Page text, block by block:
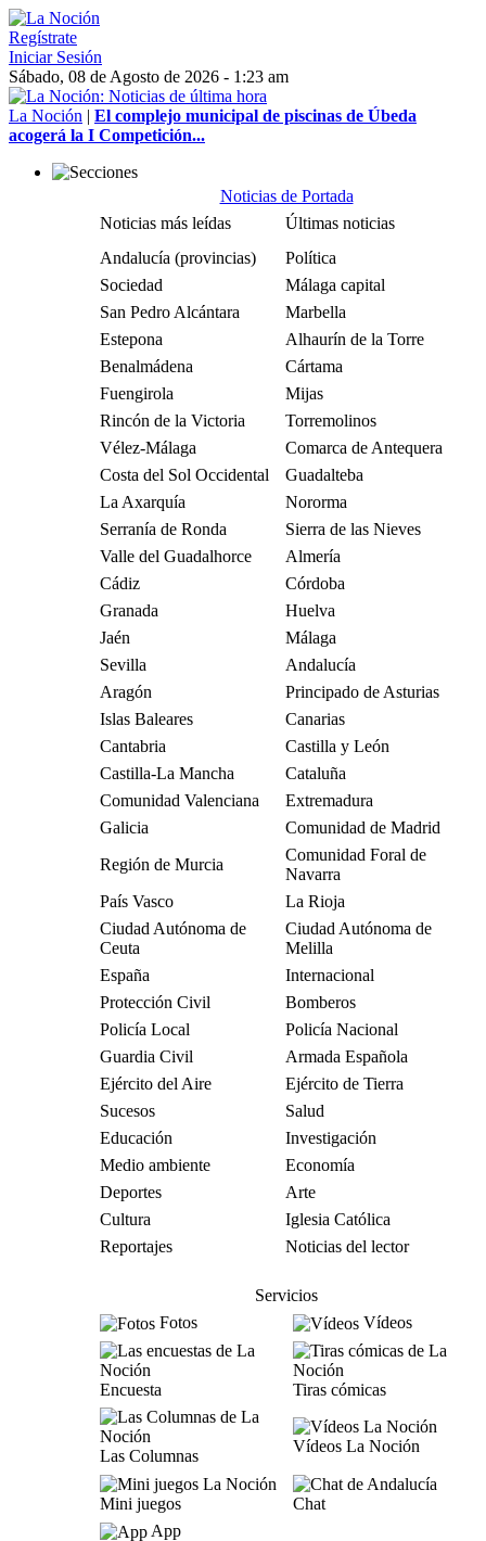
Regístrate
Iniciar Sesión
Sábado, 08 de Agosto de 2026 - 1:23 am
La Noción | El complejo municipal de piscinas de Úbeda
acogerá la I Competición...
Noticias de Portada
Noticias más leídas
Últimas noticias
Andalucía (provincias)
Política
Sociedad
Málaga capital
San Pedro Alcántara
Marbella
Estepona
Alhaurín de la Torre
Benalmádena
Cártama
Fuengirola
Mijas
Rincón de la Victoria
Torremolinos
Vélez-Málaga
Comarca de Antequera
Costa del Sol Occidental
Guadalteba
La Axarquía
Nororma
Serranía de Ronda
Sierra de las Nieves
Valle del Guadalhorce
Almería
Cádiz
Córdoba
Granada
Huelva
Jaén
Málaga
Sevilla
Andalucía
Aragón
Principado de Asturias
Islas Baleares
Canarias
Cantabria
Castilla y León
Castilla-La Mancha
Cataluña
Comunidad Valenciana
Extremadura
Galicia
Comunidad de Madrid
Región de Murcia
Comunidad Foral de
Navarra
País Vasco
La Rioja
Ciudad Autónoma de
Ceuta
Ciudad Autónoma de
Melilla
España
Internacional
Protección Civil
Bomberos
Policía Local
Policía Nacional
Guardia Civil
Armada Española
Ejército del Aire
Ejército de Tierra
Sucesos
Salud
Educación
Investigación
Medio ambiente
Economía
Deportes
Arte
Cultura
Iglesia Católica
Reportajes
Noticias del lector
Servicios
Fotos
Vídeos
Encuesta Tiras cómicas
Las Columnas
Vídeos La Noción
Mini juegos
Chat
App